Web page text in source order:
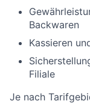
Backwaren
Kassieren
Filiale
Je nach